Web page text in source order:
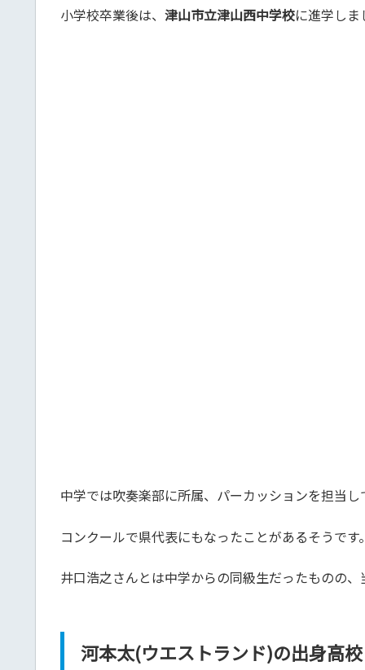
小学校卒業後は、 津山市立津山西中学校に進学しま
中学では吹奏楽部に所属、パーカッションを担当
コンクールで県代表にもなったことがあるそうです
井口浩之さんとは中学からの同級生だったものの
河本太(ウエストランド)の出身高校